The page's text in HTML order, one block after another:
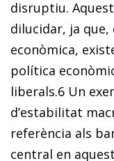
disruptiu.
dilucidar, ja
econòmica,
política
liberals.6 Un
d’estabilitat
referència als
central en